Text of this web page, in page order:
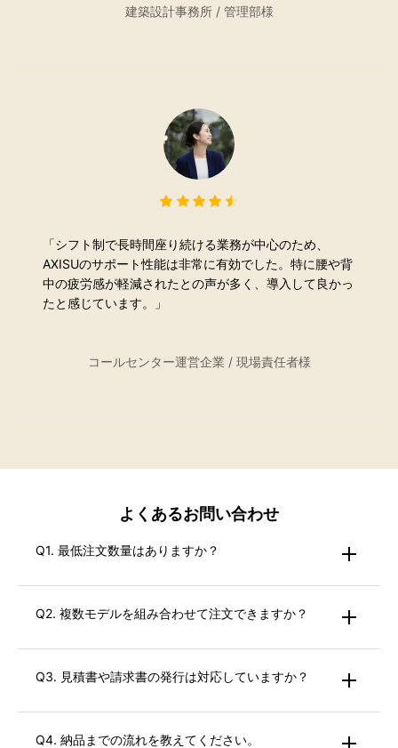
建築設計事務所 / 管理部様
「シフト制で長時間座り続ける業務が中心のため、
AXISUのサポート性能は非常に有効でした。特に腰や背
中の疲労感が軽減されたとの声が多く、導入して良かっ
たと感じています。」
コールセンター運営企業 / 現場責任者様
よくあるお問い合わせ
Q1. 最低注文数量はありますか？
Q2. 複数モデルを組み合わせて注文できますか？
Q3. 見積書や請求書の発行は対応していますか？
Q4. 納品までの流れを教えてください。